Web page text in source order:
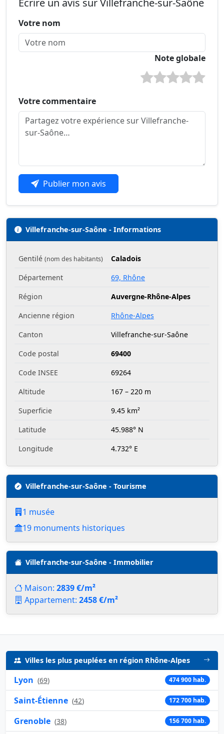
Écrire un avis sur Villefranche-sur-Saône
Votre nom
Note globale
Votre commentaire
Publier mon avis
Villefranche-sur-Saône - Informations
Gentilé (nom des habitants)
Caladois
Département
69, Rhône
Région
Auvergne-Rhône-Alpes
Ancienne région
Rhône-Alpes
Canton
Villefranche-sur-Saône
Code postal
69400
Code INSEE
69264
Altitude
167 – 220 m
Superficie
9.45 km²
Latitude
45.988° N
Longitude
4.732° E
Villefranche-sur-Saône - Tourisme
1 musée
19 monuments historiques
Villefranche-sur-Saône - Immobilier
Maison: 2839 €/m²
Appartement: 2458 €/m²
Villes les plus peuplées en région Rhône-Alpes
Lyon (69) 474 900 hab.
Saint-Étienne (42) 172 700 hab.
Grenoble (38) 156 700 hab.